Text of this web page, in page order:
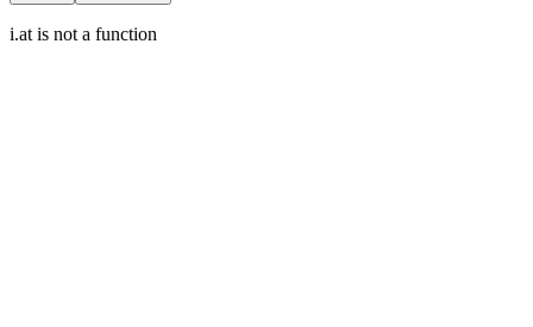
i.at is not a function